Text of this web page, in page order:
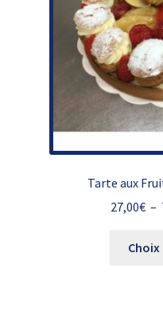
Tarte aux
27,00€ –